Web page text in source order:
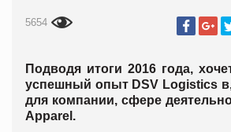
5654
Подводя итоги 2016 года,
успешный опыт DSV Logistics
для компании, сфере
Apparel.